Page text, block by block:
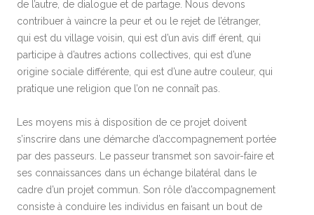
de l’autre, de dialogue et de partage. Nous devons
contribuer à vaincre la peur et ou le rejet de l’étranger,
qui est du village voisin, qui est d’un avis diff érent, qui
participe à d’autres actions collectives, qui est d’une
origine sociale différente, qui est d’une autre couleur, qui
pratique une religion que l’on ne connaît pas.
Les moyens mis à disposition de ce projet doivent
s’inscrire dans une démarche d’accompagnement portée
par des passeurs. Le passeur transmet son savoir-faire et
ses connaissances dans un échange bilatéral dans le
cadre d’un projet commun. Son rôle d’accompagnement
consiste à conduire les individus en faisant un bout de